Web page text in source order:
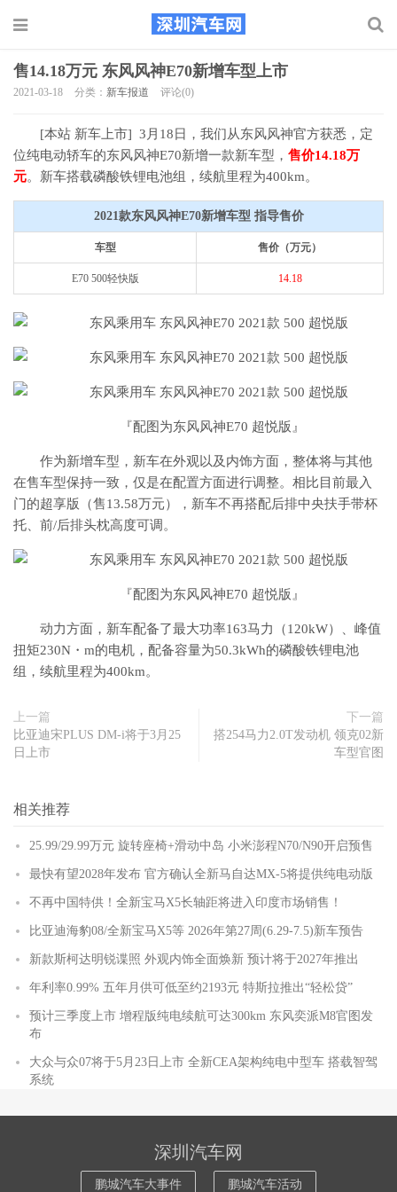
售14.18万元 东风风神E70新增车型上市
2021-03-18 分类： 新车报道 评论(0)
[本站 新车上市] 3月18日，我们从东风风神官方获悉，定
位纯电动轿车的东风风神E70新增一款新车型， 售价14.18万
元。新车搭载磷酸铁锂电池组，续航里程为400km。
2021款东风风神E70新增车型 指导售价
车型 售价（万元）
E70 500轻快版 14.18
『配图为东风风神E70 超悦版』
作为新增车型，新车在外观以及内饰方面，整体将与其他
在售车型保持一致，仅是在配置方面进行调整。相比目前最入
门的超享版（售13.58万元），新车不再搭配后排中央扶手带杯
托、前/后排头枕高度可调。
『配图为东风风神E70 超悦版』
动力方面，新车配备了最大功率163马力（120kW）、峰值
扭矩230N・m的电机，配备容量为50.3kWh的磷酸铁锂电池
组，续航里程为400km。
上一篇
比亚迪宋PLUS DM-i将于3月25
日上市
下一篇
搭254马力2.0T发动机 领克02新
车型官图
相关推荐
25.99/29.99万元 旋转座椅+滑动中岛 小米澎程N70/N90开启预售
最快有望2028年发布 官方确认全新马自达MX-5将提供纯电动版
不再中国特供！全新宝马X5长轴距将进入印度市场销售！
比亚迪海豹08/全新宝马X5等 2026年第27周(6.29-7.5)新车预告
新款斯柯达明锐谍照 外观内饰全面焕新 预计将于2027年推出
年利率0.99% 五年月供可低至约2193元 特斯拉推出“轻松贷”
预计三季度上市 增程版纯电续航可达300km 东风奕派M8官图发
布
大众与众07将于5月23日上市 全新CEA架构纯电中型车 搭载智驾
系统
深圳汽车网
鹏城汽车大事件 鹏城汽车活动